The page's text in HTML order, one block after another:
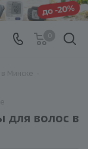
для волос в